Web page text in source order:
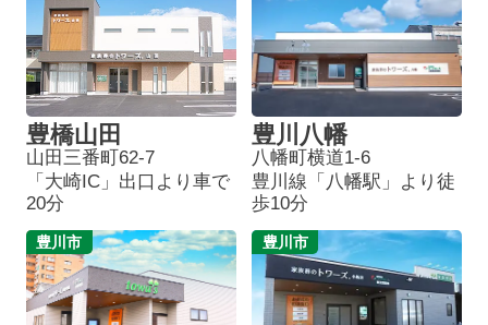
豊橋山田
山田三番町62-7
「大崎IC」出口より車で
20分
豊川八幡
八幡町横道1-6
豊川線「八幡駅」より徒
歩10分
豊川市 豊川市